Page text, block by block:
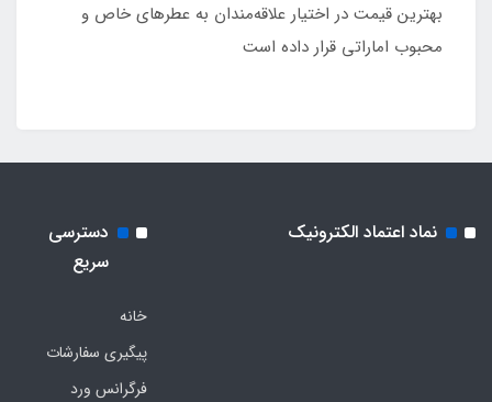
بهترین قیمت در اختیار علاقه‌مندان به عطرهای خاص و
محبوب اماراتی قرار داده است
نماد اعتماد الکترونیک
دسترسی
سریع
خانه
پیگیری سفارشات
فرگرانس ورد